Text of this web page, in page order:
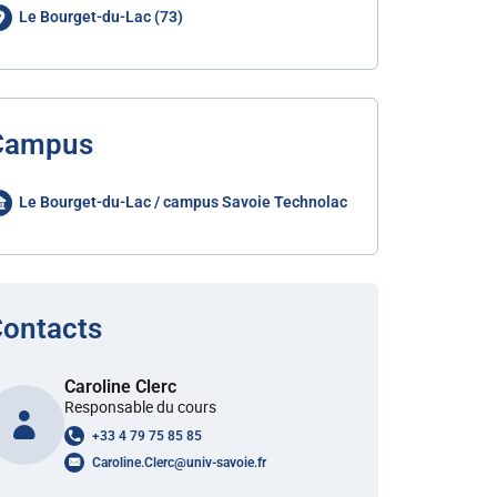
Le Bourget-du-Lac (73)
Le Bourget-du-Lac / campus Savoie Technolac
Caroline Clerc
Responsable du cours
+33 4 79 75 85 85
Caroline.Clerc@univ-savoie.fr